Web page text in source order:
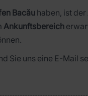
Bacău haben, ist
Ankunftsbereich
Sie uns eine E-Mail